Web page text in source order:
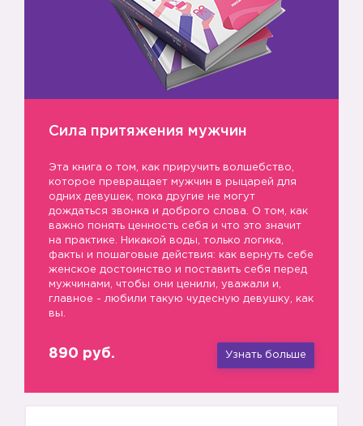
Сила притяжения мужчин
Эта книга о том, как приручить волшебство,
которое превращает мужчин в рыцарей для
одних девушек, пока другие не могут
дождаться звонка и доброго слова. О том, как
важно понять ценность себя и что это значит
на практике. Никакой воды, только логика,
факты и пошаговые действия: как вернуть себе
женское достоинство и поставить себя перед
мужчинами, чтобы они ценили, уважали и,
главное - любили такую чудесную девушку, как
вы.
890 руб. Узнать больше